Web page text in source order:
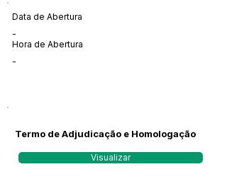
Data de Abertura
-
Hora de Abertura
-
Termo de Adjudicação e Homologação
Visualizar